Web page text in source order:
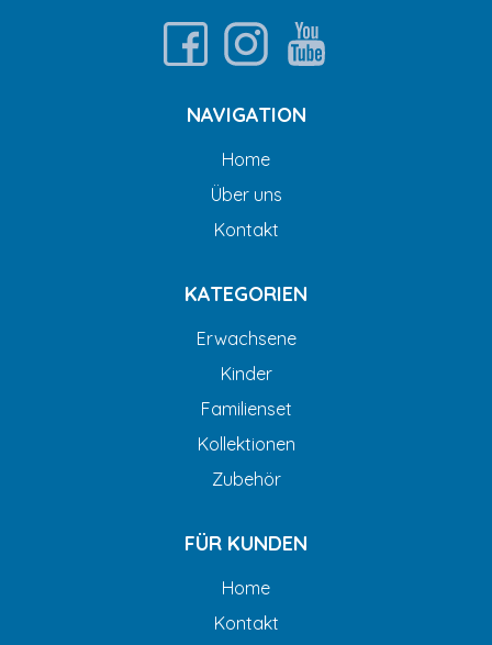
NAVIGATION
Home
Über uns
Kontakt
KATEGORIEN
Erwachsene
Kinder
Familienset
Kollektionen
Zubehör
FÜR KUNDEN
Home
Kontakt